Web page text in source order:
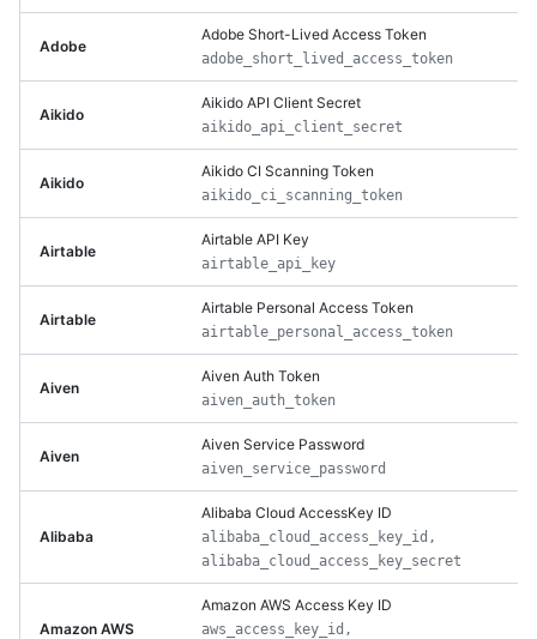
Adobe
Adobe Short-Lived Access Token
adobe_short_lived_access_token
Aikido
Aikido API Client Secret
aikido_api_client_secret
Aikido
Aikido CI Scanning Token
aikido_ci_scanning_token
Airtable
Airtable API Key
airtable_api_key
Airtable
Airtable Personal Access Token
airtable_personal_access_token
Aiven
Aiven Auth Token
aiven_auth_token
Aiven
Aiven Service Password
aiven_service_password
Alibaba
Alibaba Cloud AccessKey ID
alibaba_cloud_access_key_id,
alibaba_cloud_access_key_secret
Amazon AWS
Amazon AWS Access Key ID
aws_access_key_id,